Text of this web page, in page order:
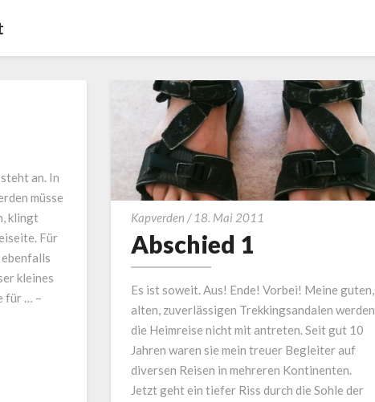
an. In
müsse
klingt
Für
ebenfalls
kleines
für … –
Kapverden / 18. Mai 2011
Abschied 1
Es ist soweit. Aus! Ende! Vorbei! Meine guten,
alten, zuverlässigen Trekkingsandalen werden
die Heimreise nicht mit antreten. Seit gut 10
Jahren waren sie mein treuer Begleiter auf
diversen Reisen in mehreren Kontinenten.
Jetzt geht ein tiefer Riss durch die Sohle der